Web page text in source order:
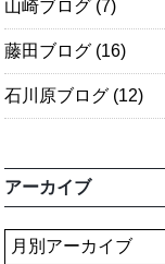
山崎ブログ (7)
藤田ブログ (16)
石川原ブログ (12)
アーカイブ